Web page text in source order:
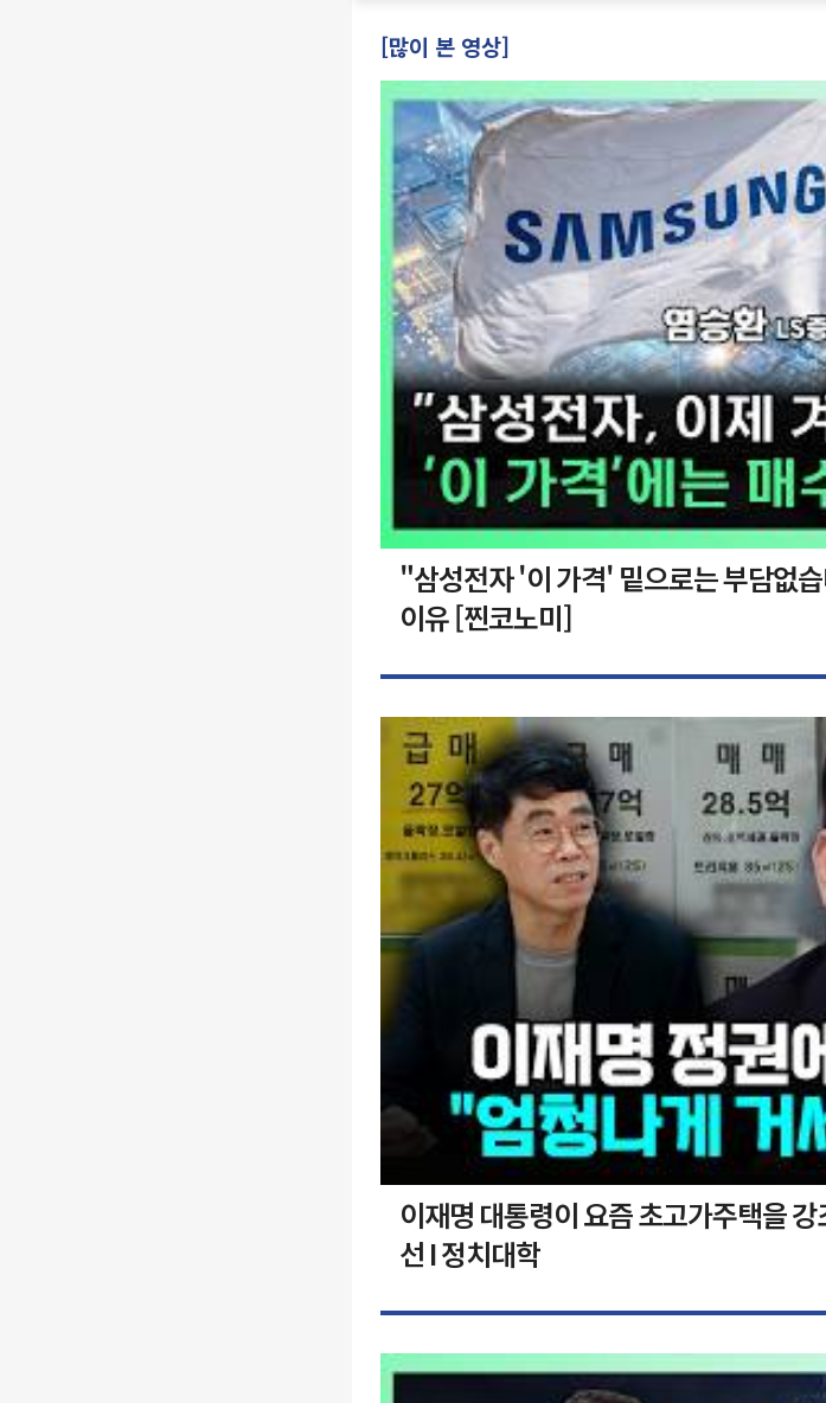
[많이 본 영상]
"삼성전자 '이 가격' 밑으로는 부담없
이유 [찐코노미]
이재명 대통령이 요즘 초고가주택을
선 I 정치대학